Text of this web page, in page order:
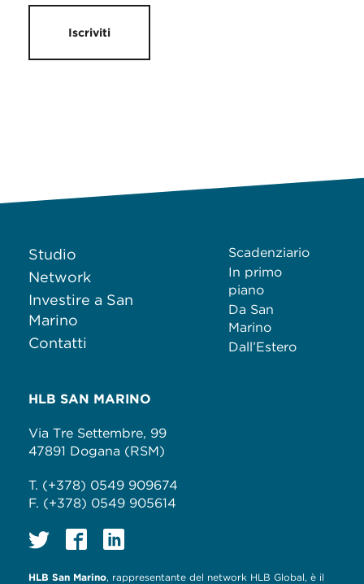
Iscriviti
Studio
Network
Investire a San
Marino
Contatti
Scadenziario
In primo
piano
Da San
Marino
Dall’Estero
HLB SAN MARINO
Via Tre Settembre, 99
47891 Dogana (RSM)
T. (+378) 0549 909674
F. (+378) 0549 905614
HLB San Marino, rappresentante del network HLB Global, è il